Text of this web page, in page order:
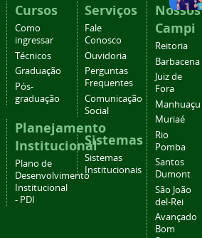
Cursos
Como
ingressar
Técnicos
Graduação
Pós-
graduação
Planejamento
Institucional
Plano de
Desenvolvimento
Institucional
- PDI
Serviços
Fale
Conosco
Ouvidoria
Perguntas
Frequentes
Comunicação
Social
Sistemas
Sistemas
Institucionais
Nossos
Campi
Reitoria
Barbacena
Juiz de
Fora
Manhuaçu
Muriaé
Rio
Pomba
Santos
Dumont
São João
del-Rei
Avançado
Bom